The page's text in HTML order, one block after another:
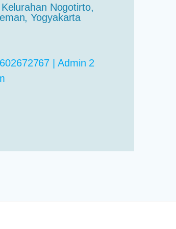
Nogotirto,
Yogyakarta
| Admin 2